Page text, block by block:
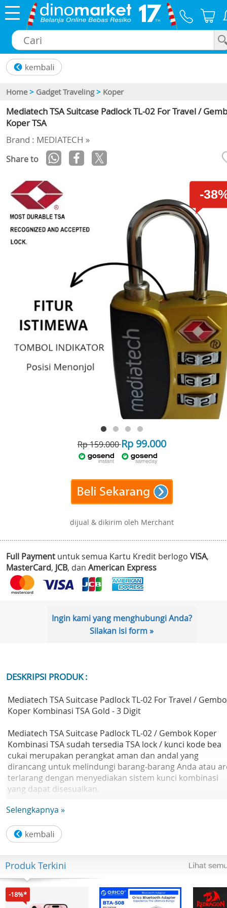
Home > Gadget Traveling > Koper
Mediatech TSA Suitcase Padlock TL-02 For Travel /
Koper TSA
Brand : MEDIATECH »
Share to
-
Rp 159.000Rp 99.000
dijual & dikirim oleh Merchant
Full Payment untuk semua Kartu Kredit berlogo VISA,
MasterCard, JCB, dan American Express
Ingin kami yang menghubungi Anda?
Silakan isi form »
DESKRIPSI PRODUK :
Mediatech TSA Suitcase Padlock TL-02 For Travel /
Koper Kombinasi TSA Gold - 3 Digit
Mediatech TSA Suitcase Padlock TL-02 / Gembok Koper
Kombinasi TSA sudah tersedia TSA lock / kunci kode bea
cukai merupakan perangkat aman dan andal yang
dirancang untuk melindungi barang-barang Anda atau
terlarang dengan menyediakan sistem kunci kombinasi
yang dapat disesuaikan.
Spesifikasi :
- Kode koper terbuat dari bahan berkualitas tinggi,
memastikan daya tahan dan ketahanan terhadap
gangguan atau upaya masuk secara paksa.
- Kuncinya dilengkapi keypad numerik (kunci kombinasi &
tombol indikator) dengan banyak tombol,
memungkinkan Anda mengatur kode unik Anda sendiri
Selengkapnya »
Produk Terkini
-18%*